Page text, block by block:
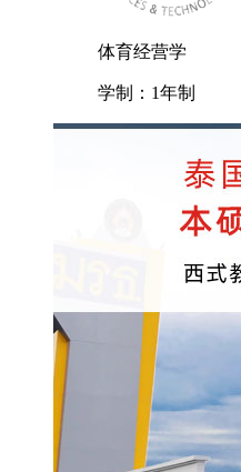
体育经营学
学制： 1年制